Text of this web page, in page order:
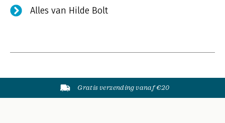
Alles van Hilde Bolt
Gratis verzending vanaf €20